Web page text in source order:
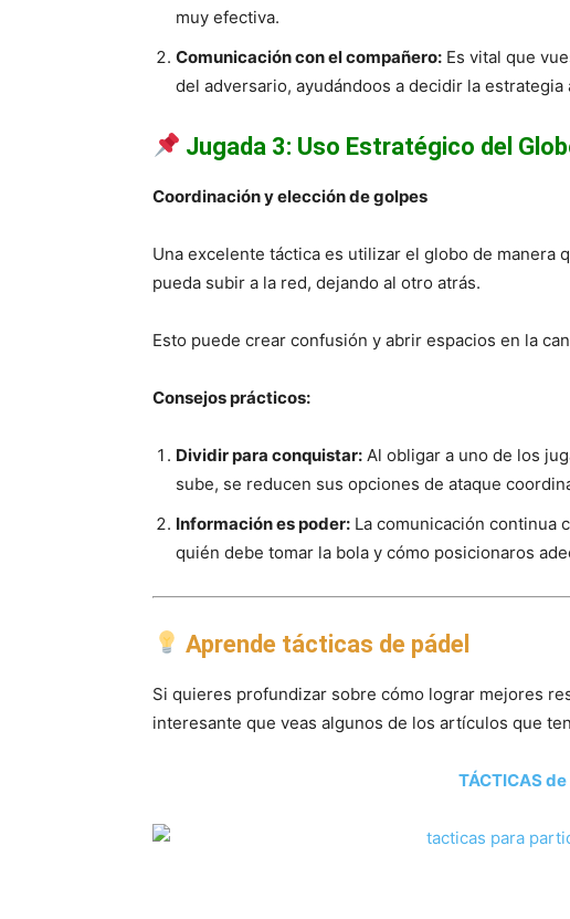
muy efectiva.
Comunicación con el compañero: Es vital que
del adversario, ayudándoos a decidir la
Jugada 3: Uso Estratégico del
Coordinación y elección de golpes
Una excelente táctica es utilizar el globo de manera
pueda subir a la red, dejando al otro atrás.
Esto puede crear confusión y abrir espacios en la
Consejos prácticos:
Dividir para conquistar: Al obligar a uno de los
sube, se reducen sus opciones de ataque
Información es poder: La comunicación continua
quién debe tomar la bola y cómo posicionaros
Aprende tácticas de pádel
Si quieres profundizar sobre cómo lograr mejores
interesante que veas algunos de los artículos que
TÁCTICAS